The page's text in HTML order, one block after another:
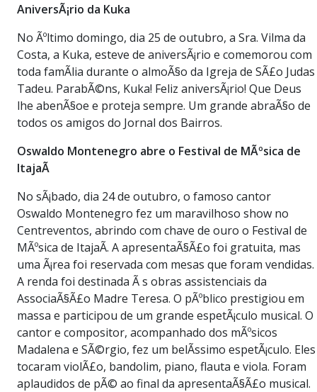
AniversÃ¡rio da Kuka
No Ãºltimo domingo, dia 25 de outubro, a Sra. Vilma da
Costa, a Kuka, esteve de aniversÃ¡rio e comemorou com
toda famÃ­lia durante o almoÃ§o da Igreja de SÃ£o Judas
Tadeu. ParabÃ©ns, Kuka! Feliz aniversÃ¡rio! Que Deus
lhe abenÃ§oe e proteja sempre. Um grande abraÃ§o de
todos os amigos do Jornal dos Bairros.
Oswaldo Montenegro abre o Festival de MÃºsica de
ItajaÃ­
No sÃ¡bado, dia 24 de outubro, o famoso cantor
Oswaldo Montenegro fez um maravilhoso show no
Centreventos, abrindo com chave de ouro o Festival de
MÃºsica de ItajaÃ­. A apresentaÃ§Ã£o foi gratuita, mas
uma Ã¡rea foi reservada com mesas que foram vendidas.
A renda foi destinada Ã s obras assistenciais da
AssociaÃ§Ã£o Madre Teresa. O pÃºblico prestigiou em
massa e participou de um grande espetÃ¡culo musical. O
cantor e compositor, acompanhado dos mÃºsicos
Madalena e SÃ©rgio, fez um belÃ­ssimo espetÃ¡culo. Eles
tocaram violÃ£o, bandolim, piano, flauta e viola. Foram
aplaudidos de pÃ© ao final da apresentaÃ§Ã£o musical.